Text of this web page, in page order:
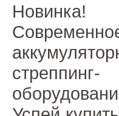
Новинка!
стреппинг-